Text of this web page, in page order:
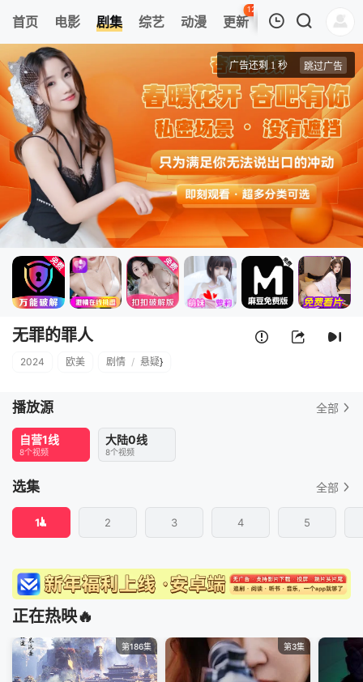
首页 电影 剧集 综艺 动漫 更新
120
热榜 APP
1
无罪的罪人
清空
无罪的罪人
2024 欧美 剧情 / 悬疑}
播放源 全部
自营1线
8个视频
大陆0线
8个视频
选集 全部
1 2 3 4 5
正在热映🔥
第186集 第3集